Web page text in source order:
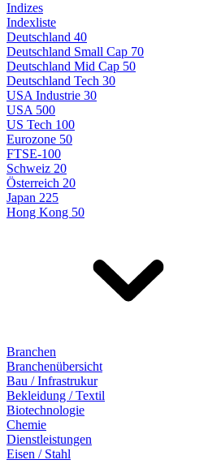
Indizes
Indexliste
Deutschland 40
Deutschland Small Cap 70
Deutschland Mid Cap 50
Deutschland Tech 30
USA Industrie 30
USA 500
US Tech 100
Eurozone 50
FTSE-100
Schweiz 20
Österreich 20
Japan 225
Hong Kong 50
Branchen
Branchenübersicht
Bau / Infrastrukur
Bekleidung / Textil
Biotechnologie
Chemie
Dienstleistungen
Eisen / Stahl